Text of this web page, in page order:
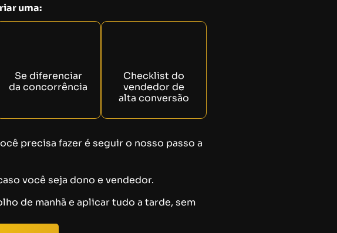
uma:
Se diferenciar
da concorrência
Checklist do
vendedor de
alta conversão
precisa fazer é seguir o nosso passo a
você seja dono e vendedor.
de manhã e aplicar tudo a tarde, sem